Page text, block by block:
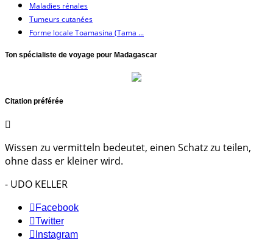
Maladies rénales
Tumeurs cutanées
Forme locale Toamasina (Tama ...
Ton spécialiste de voyage pour Madagascar
Citation préférée
Wissen zu vermitteln bedeutet, einen Schatz zu teilen,
ohne dass er kleiner wird.
- UDO KELLER
Facebook
Twitter
Instagram